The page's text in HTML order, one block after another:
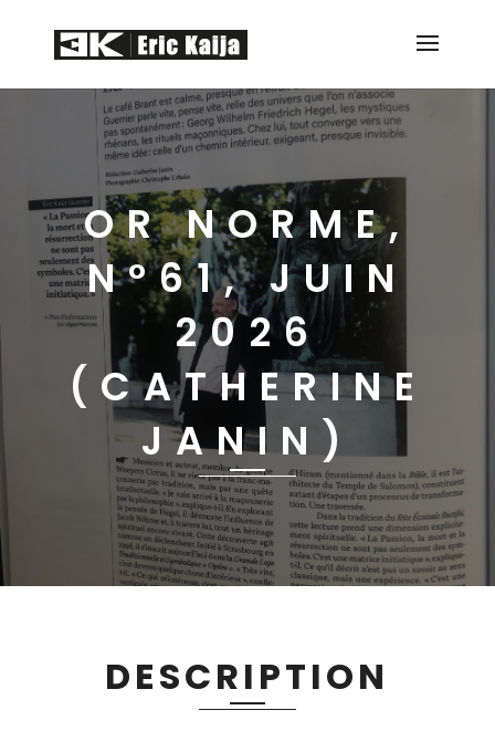
OR NORME,
N°61, JUIN
2026
(CATHERINE
JANIN)
DESCRIPTION